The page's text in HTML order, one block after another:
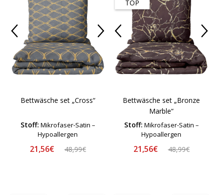
Bettwäsche set „Cross“
Stoff: Mikrofaser-Satin –
Hypoallergen
21,56€ 48,99€
TOP
Bettwäsche set „Bronze
Marble“
Stoff: Mikrofaser-Satin –
Hypoallergen
21,56€ 48,99€